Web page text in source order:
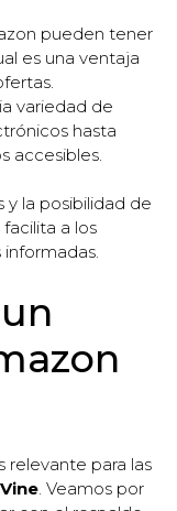
pueden tener
es una ventaja
variedad de
hasta
accesibles.
y la posibilidad de
a los
relevante para las
. Veamos por